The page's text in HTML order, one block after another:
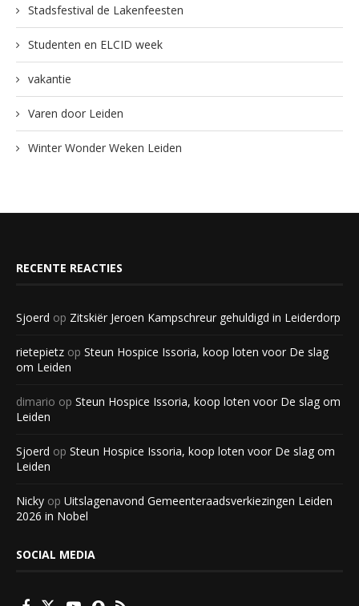
Stadsfestival de Lakenfeesten
Studenten en ELCID week
vakantie
Varen door Leiden
Winter Wonder Weken Leiden
RECENTE REACTIES
Sjoerd op Zitskiër Jeroen Kampschreur gehuldigd in Leiderdorp
rietepietz op Steun Hospice Issoria, koop loten voor De slag
om Leiden
dimario op Steun Hospice Issoria, koop loten voor De slag om
Leiden
Sjoerd op Steun Hospice Issoria, koop loten voor De slag om
Leiden
Nicky op Uitslagenavond Gemeenteraadsverkiezingen Leiden
2026 in Nobel
SOCIAL MEDIA